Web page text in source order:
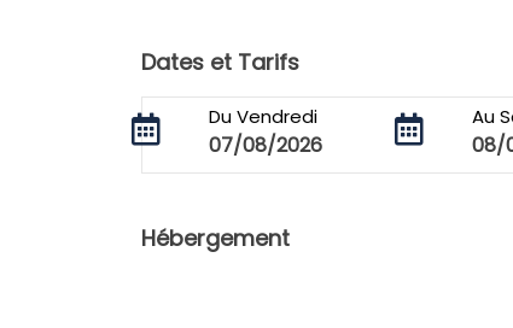
Dates et Tarifs
Du Vendredi
07/08/2026
Au
08/
Hébergement